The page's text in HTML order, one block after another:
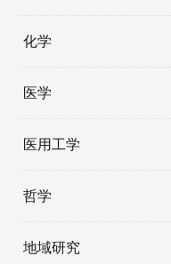
化学
医学
医用工学
哲学
地域研究